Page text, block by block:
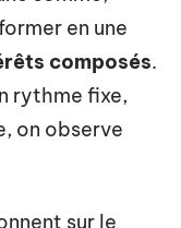
en une
composés.
rythme fixe,
on observe
sur le